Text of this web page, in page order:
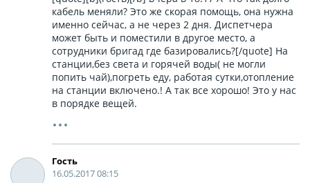
кабель меняли? Это же скорая помощь, она нужна
именно сейчас, а не через 2 дня. Диспетчера
может быть и поместили в другое место, а
сотрудники бригад где базировались?[/quote] На
станции,без света и горячей воды( не могли
попить чай),погреть еду, работая сутки,отопление
на станции включено.! А так все хорошо! Это у нас
в порядке вещей.
Гость
16.05.2017 08:15